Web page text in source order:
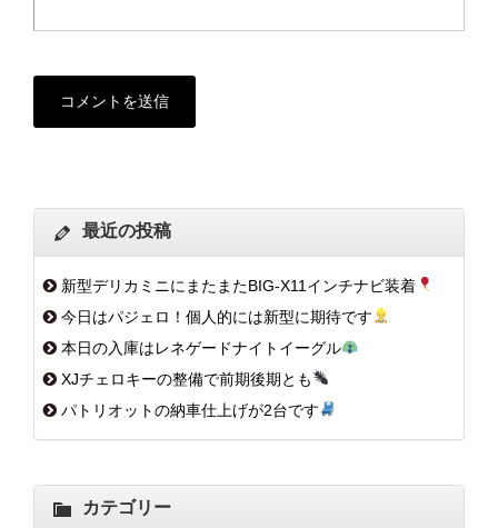
最近の投稿
新型デリカミニにまたまたBIG-X11インチナビ装着
今日はパジェロ！個人的には新型に期待です
本日の入庫はレネゲードナイトイーグル
XJチェロキーの整備で前期後期とも
パトリオットの納車仕上げが2台です
カテゴリー